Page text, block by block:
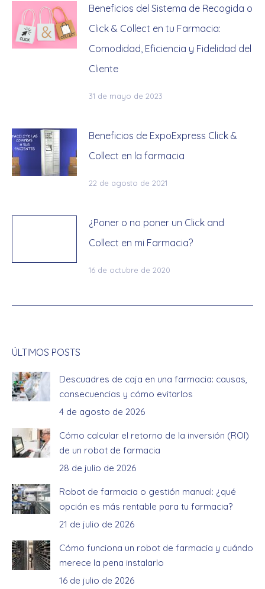
Beneficios del Sistema de Recogida o
Click & Collect en tu Farmacia:
Comodidad, Eficiencia y Fidelidad del
Cliente
31 de mayo de 2023
Beneficios de ExpoExpress Click &
Collect en la farmacia
22 de agosto de 2021
¿Poner o no poner un Click and
Collect en mi Farmacia?
16 de octubre de 2020
ÚLTIMOS POSTS
Descuadres de caja en una farmacia: causas,
consecuencias y cómo evitarlos
4 de agosto de 2026
Cómo calcular el retorno de la inversión (ROI)
de un robot de farmacia
28 de julio de 2026
Robot de farmacia o gestión manual: ¿qué
opción es más rentable para tu farmacia?
21 de julio de 2026
Cómo funciona un robot de farmacia y cuándo
merece la pena instalarlo
16 de julio de 2026